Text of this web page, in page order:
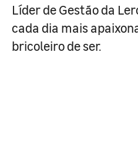
Líder de Gestão da
cada dia mais
bricoleiro de ser.